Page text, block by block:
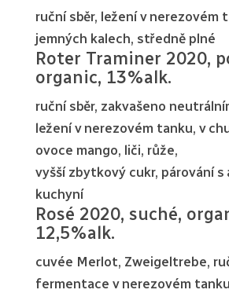
ruční sběr, ležení v nerezovém
jemných kalech, středně plné
Roter Traminer 2020,
organic, 13%alk.
ruční sběr, zakvašeno
ležení v nerezovém tanku, v
ovoce mango, liči, růže,
vyšší zbytkový cukr, párování s
kuchyní
Rosé 2020, suché,
12,5%alk.
cuvée Merlot, Zweigeltrebe,
fermentace v nerezovém